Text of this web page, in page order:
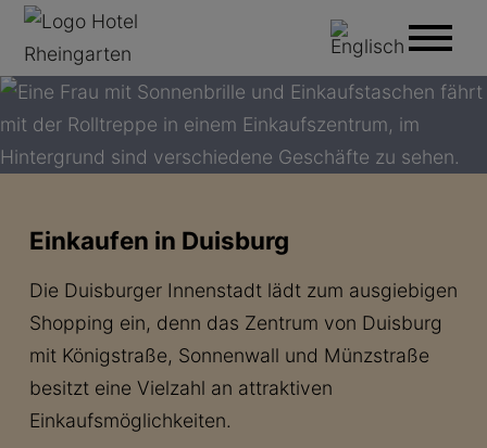
Einkaufen in Duisburg
Die Duisburger Innenstadt lädt zum ausgiebigen
Shopping ein, denn das Zentrum von Duisburg
mit Königstraße, Sonnenwall und Münzstraße
besitzt eine Vielzahl an attraktiven
Einkaufsmöglichkeiten.